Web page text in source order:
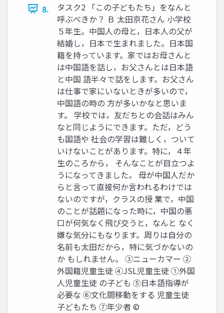
8.
タスク2 「この子どもたち」をなんと
呼ぶべきか？ Ｂ 太田京花さん 小学校
５年生。中国人の母と，日本人の父が
結婚し，日本で生まれました。日本国
籍を持っています。家ではお母さんと
は中国語を話し，お父さんとは日本語
と中国 語半々で話をします。お父さん
は仕事で家にいないときが多いので，
中国語の時の 方が多いかなと思いま
す。 学校では，友だちとの会話はみん
なと同じようにできます。ただ，どう
も国語や 社会の学習は難しく，ついて
いけないことがあります。特に，４年
生のころから， そんなことが目立つよ
うになってきました。 母が中国人だか
らと言って直接何か言われるわけでは
ないのですが，クラスの授 業で，中国
のことが話題になった時に，中国の悪
口が何気なく飛び交うと，なんと なく
嫌な気分にもなります。周りは自分の
名前も太田だから，特に気づかないの
か もしれません。 ③ニューカマー ②
外国籍児童生徒 ④JSL児童生徒 ①外国
人児童生徒 の子ども ⑤日本語指導が
必要な ⑥文化間移動をする 児童生徒
子どもたち ⑦年少者 ©